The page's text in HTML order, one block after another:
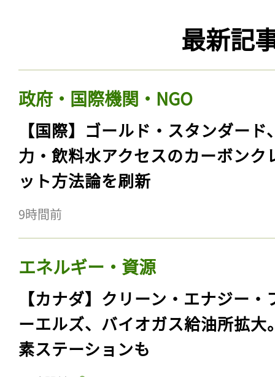
最新記
政府・国際機関・NGO
【国際】ゴールド・スタンダード
力・飲料水アクセスのカーボンク
ット方法論を刷新
9時間前
エネルギー・資源
【カナダ】クリーン・エナジー・
ーエルズ、バイオガス給油所拡大
素ステーションも